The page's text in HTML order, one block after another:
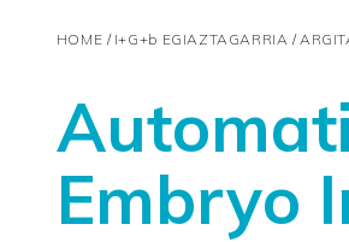
HOME I+G+b EGIAZTAGARRIA
Embryo